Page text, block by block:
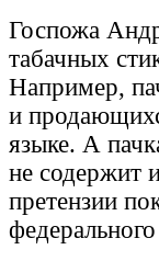
Госпожа
табачных
Например,
и
языке. А
не содержит
претензии